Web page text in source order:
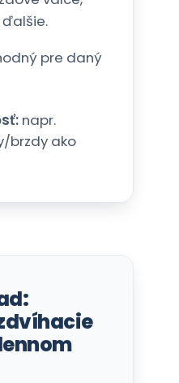
napr.
stoly sú
potrebujete
a